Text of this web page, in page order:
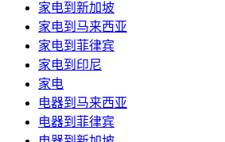
家电到新加坡
家电到马来西亚
家电到菲律宾
家电到印尼
家电
电器到马来西亚
电器到菲律宾